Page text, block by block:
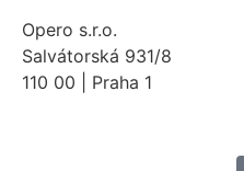
Opero s.r.o.
Salvátorská 931/8
110 00 | Praha 1